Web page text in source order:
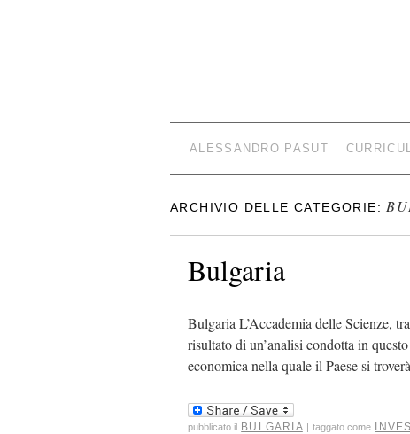
ALESSANDRO PASUT
ARCHIVIO DELLE CATEGORIE:
Bulgaria
Bulgaria L’Accademia delle Scienze,
risultato di un’analisi condotta in
economica nella quale il Paese si
pubblicato il BULGARIA | taggato come